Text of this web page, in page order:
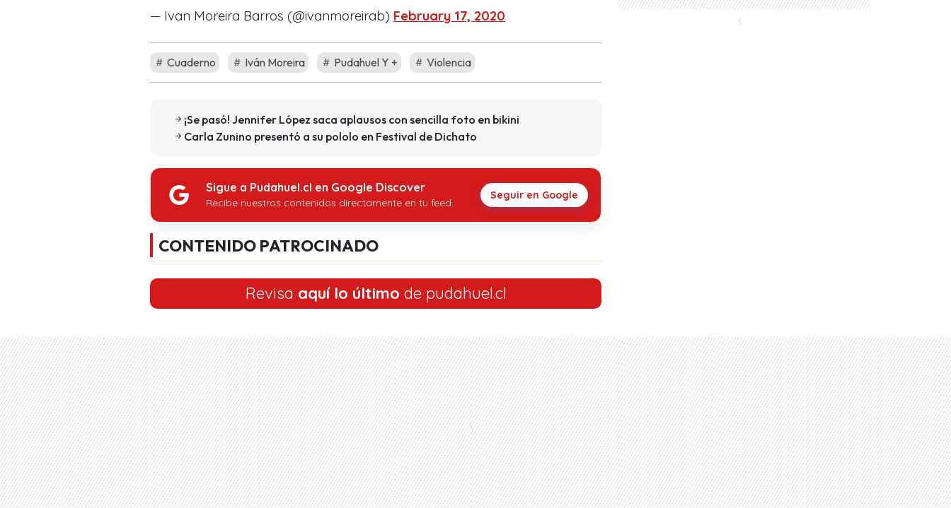
— Ivan Moreira Barros (@ivanmoreirab) February 17, 2020
Cuaderno Iván Moreira Pudahuel Y + Violencia
¡Se pasó! Jennifer López saca aplausos con sencilla foto en bikini
Carla Zunino presentó a su pololo en Festival de Dichato
Sigue a Pudahuel.cl en Google Discover
Recibe nuestros contenidos directamente en tu feed.
Seguir en Google
CONTENIDO PATROCINADO
Revisa aquí lo último de pudahuel.cl